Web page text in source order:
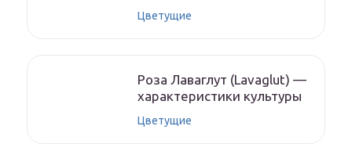
Цветущие
Роза Лаваглут (Lavaglut) —
характеристики культуры
Цветущие